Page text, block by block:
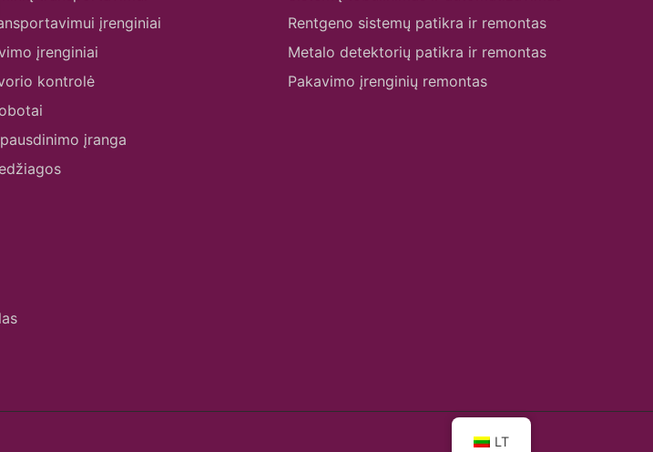
įrenginiai
įrenginiai
kontrolė
įranga
Rentgeno sistemų patikra ir remontas
Metalo detektorių patikra ir remontas
Pakavimo įrenginių remontas
LT